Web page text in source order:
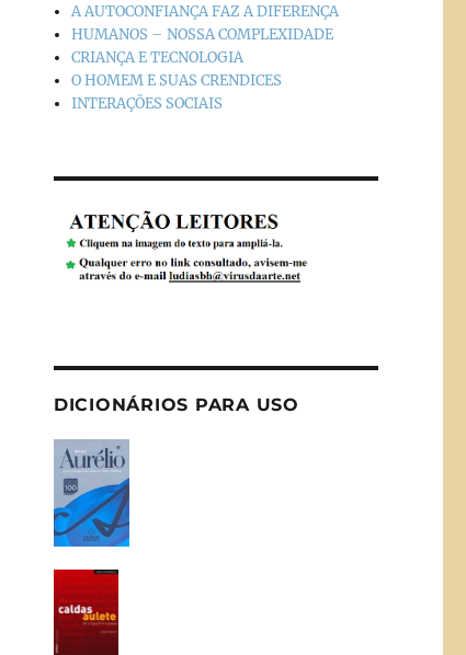
A AUTOCONFIANÇA FAZ A DIFERENÇA
HUMANOS – NOSSA COMPLEXIDADE
CRIANÇA E TECNOLOGIA
O HOMEM E SUAS CRENDICES
INTERAÇÕES SOCIAIS
DICIONÁRIOS PARA USO